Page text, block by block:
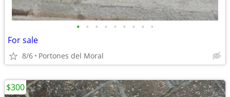
• • • • • • • • •
For sale
8/6 Portones del Moral
$300